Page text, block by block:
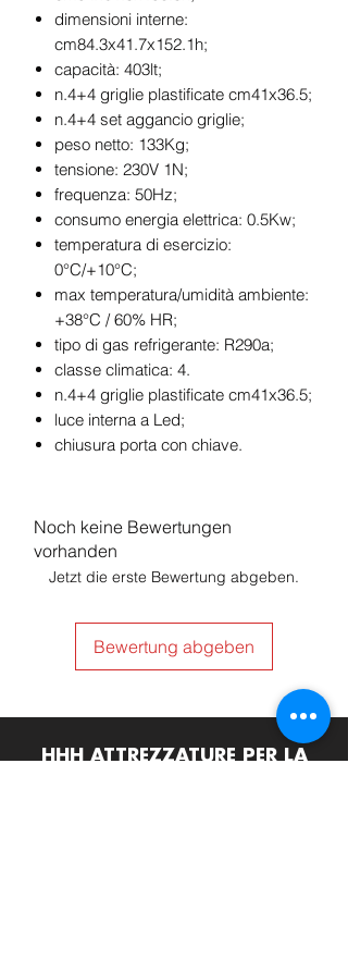
dimensioni interne:
cm84.3x41.7x152.1h;
capacità: 403lt;
n.4+4 griglie plastificate cm41x36.5;
n.4+4 set aggancio griglie;
peso netto: 133Kg;
tensione: 230V 1N;
frequenza: 50Hz;
consumo energia elettrica: 0.5Kw;
temperatura di esercizio:
0°C/+10°C;
max temperatura/umidità ambiente:
+38°C / 60% HR;
tipo di gas refrigerante: R290a;
classe climatica: 4.
n.4+4 griglie plastificate cm41x36.5;
luce interna a Led;
chiusura porta con chiave.
Noch keine Bewertungen
vorhanden
Jetzt die erste Bewertung abgeben.
Bewertung abgeben
HHH ATTREZZATURE PER LA